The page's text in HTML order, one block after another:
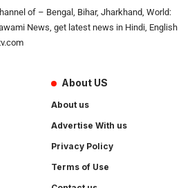
of – Bengal, Bihar, Jharkhand, World:
News, get latest news in Hindi, English
About US
About us
Advertise With us
Privacy Policy
Terms of Use